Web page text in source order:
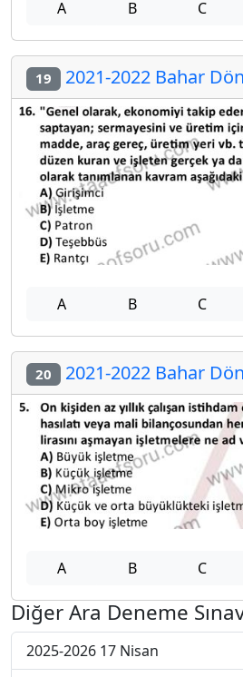
A B C
19 2021-2022 Bahar
A B C
20 2021-2022 Bahar
A B C
Diğer Ara Deneme
2025-2026 17 Nisan